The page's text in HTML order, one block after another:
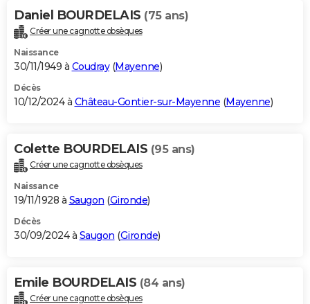
Bricolage
Lifestyle
Culture
Sport
Auto
Television
Voyage
Cinema
Daniel BOURDELAIS (75 ans)
Créer une cagnotte obsèques
Naissance
30/11/1949 à Coudray(Mayenne)
Décès
10/12/2024 à Château-Gontier-sur-Mayenne (Mayenne)
Colette BOURDELAIS (95 ans)
Créer une cagnotte obsèques
Naissance
19/11/1928 à Saugon (Gironde)
Décès
30/09/2024 à Saugon (Gironde)
Emile BOURDELAIS (84 ans)
Créer une cagnotte obsèques